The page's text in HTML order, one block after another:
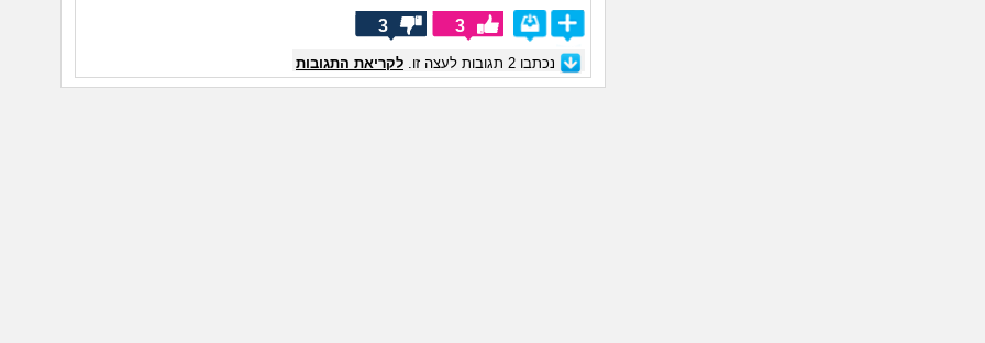
3
3
נכתבו 2 תגובות לעצה זו. לקריאת התגובות